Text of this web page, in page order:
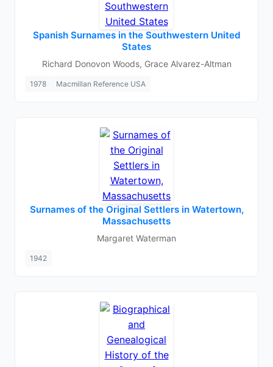
Spanish Surnames in the Southwestern United
States
Richard Donovon Woods, Grace Alvarez-Altman
1978 Macmillan Reference USA
Surnames of the Original Settlers in Watertown,
Massachusetts
Margaret Waterman
1942